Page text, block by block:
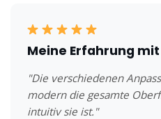
Meine Erfahrung
"Die verschiedenen
modern die gesamte
intuitiv sie ist."